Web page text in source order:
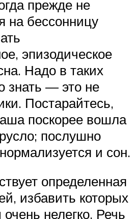
прежде не
на бессонницу
эпизодическое
Надо в таких
знать — это не
Постарайтесь,
поскорее вошла
послушно
и сон.
определенная
избавить которых
нелегко. Речь